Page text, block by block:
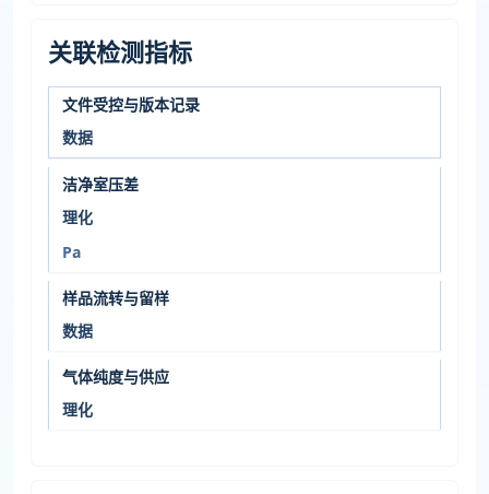
关联检测指标
文件受控与版本记录
数据
洁净室压差
理化
Pa
样品流转与留样
数据
气体纯度与供应
理化